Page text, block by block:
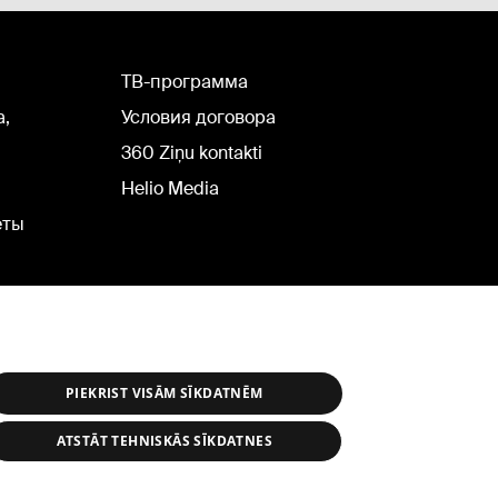
TВ-программа
Условия договора
360 Ziņu kontakti
Helio Media
PIEKRIST VISĀM SĪKDATNĒM
ATSTĀT TEHNISKĀS SĪKDATNES